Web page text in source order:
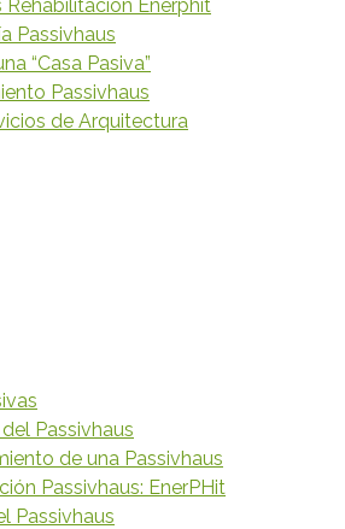
Rehabilitación Enerphit
Passivhaus
“Casa Pasiva”
Passivhaus
de Arquitectura
Passivhaus
de una Passivhaus
Passivhaus: EnerPHit
Passivhaus